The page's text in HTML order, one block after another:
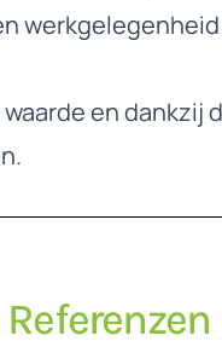
werkgelegenheid
en dankzij